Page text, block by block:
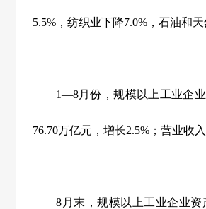
5.5% ，纺织业下降7.0% ，石油和
1—8月份，规模以上工业企
76.70万亿元，增长2.5% ；营业收
8 月末，规模以上工业企业资